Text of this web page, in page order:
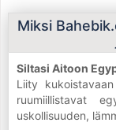
Miksi
Siltasi Aitoon
Liity
ruumiillistavat
uskollisuuden,